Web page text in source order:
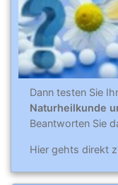
Dann testen Sie
Naturheilkunde
Beantworten Sie
Hier gehts direkt